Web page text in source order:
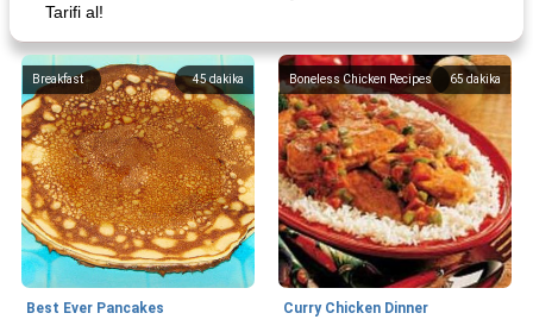
Tarifi al!
45dakika
Breakfast
Best Ever Pancakes
65 dakika
Boneless Chicken Recipes
Curry Chicken Dinner